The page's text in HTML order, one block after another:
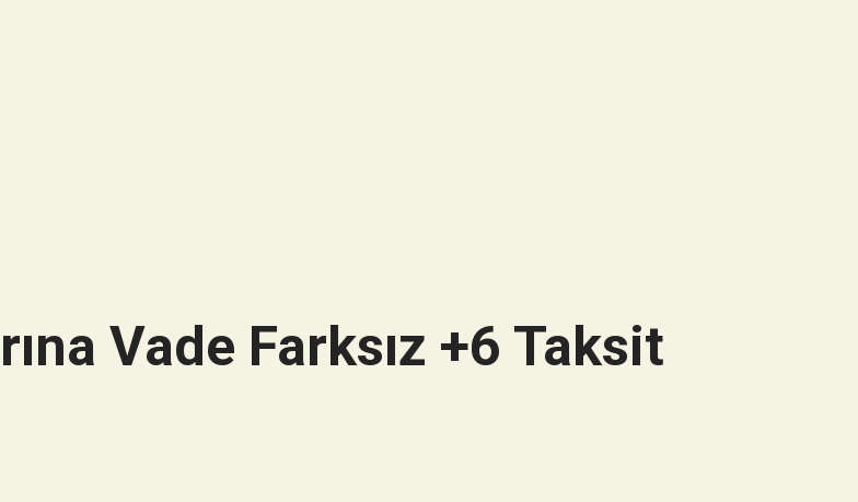
Vade Farksız +6 Taksit